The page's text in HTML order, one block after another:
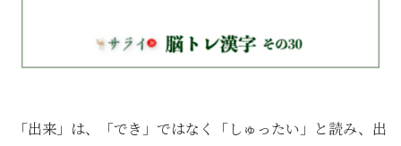
「出来」は、「でき」ではなく「しゅったい」と読み、出